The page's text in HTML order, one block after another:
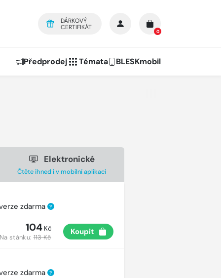
DÁRKOVÝ
CERTIFIKÁT
0
Předprodej Témata BLESKmobil
Elektronické
Čtěte ihned i v mobilní aplikaci
zdarma ?
104Kč
Na stánku:113 Kč
Koupit
zdarma ?